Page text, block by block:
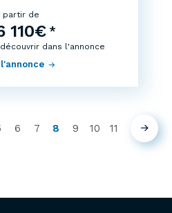
partir de
110€ *
dans l'annonce
6 7 8
(current)
9 10 11